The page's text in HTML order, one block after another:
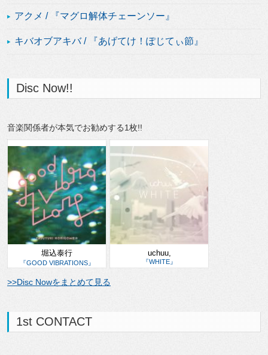
アクメ / 『マグロ解体チェーンソー』
キバオブアキバ / 『あげてけ！ぽじてぃ節』
Disc Now!!
音楽関係者が本気でお勧めする1枚!!
堀込泰行
『GOOD VIBRATIONS』
uchuu,
『WHITE』
>>Disc Nowをまとめて見る
1st CONTACT